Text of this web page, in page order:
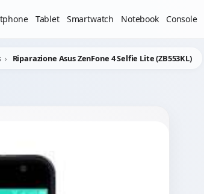
Tablet Smartwatch Notebook Console
Riparazione Asus ZenFone 4 Selfie Lite (ZB553KL)